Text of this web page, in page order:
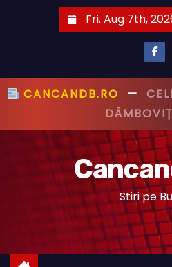
Fri. Aug 7th,
CANCANDB.RO—
PRIMUL CU
Stiri pe